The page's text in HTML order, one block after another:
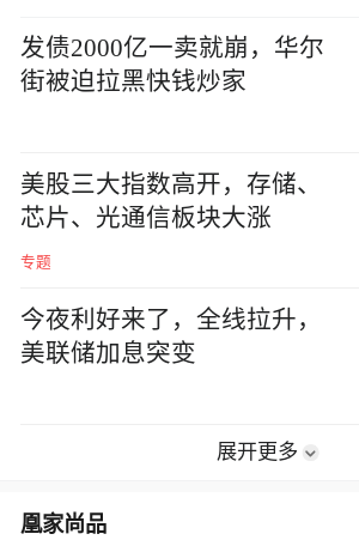
发债2000亿一卖就崩，华尔
街被迫拉黑快钱炒家
美股三大指数高开，存储、
芯片、光通信板块大涨
专题
今夜利好来了，全线拉升，
美联储加息突变
展开更多
凰家尚品